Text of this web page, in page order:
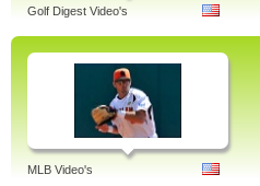
Golf Digest Video's
MLB Video's